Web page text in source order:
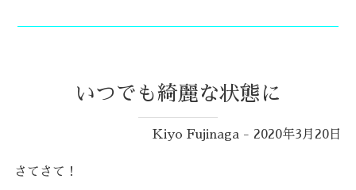
いつでも綺麗な状態に
Kiyo Fujinaga - 2020年3月20日
さてさて！